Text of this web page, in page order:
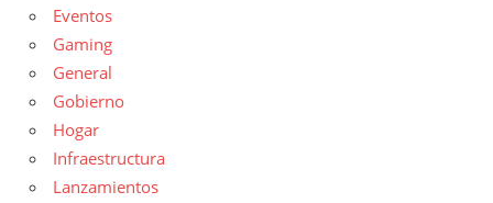
Eventos
Gaming
General
Gobierno
Hogar
Infraestructura
Lanzamientos